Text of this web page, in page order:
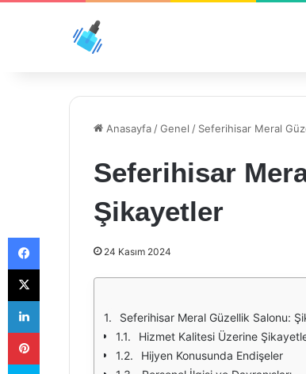
Anasayfa /Genel / Seferihisar Meral
Seferihisar
Şikayetler
24 Kasım 2024
Seferihisar Meral Güzellik Salonu:
Hizmet Kalitesi Üzerine
Hijyen Konusunda Endişeler
Facebook
X
LinkedIn
Pinterest
Skype